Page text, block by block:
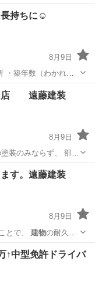
持ちに☺️
8月9日
・築年数（わかれ
店 遠藤建装
8月9日
装のみならず、 部分
ます。遠藤建装
8月9日
とで、 建物の耐久性
↑中型免許ドライバ